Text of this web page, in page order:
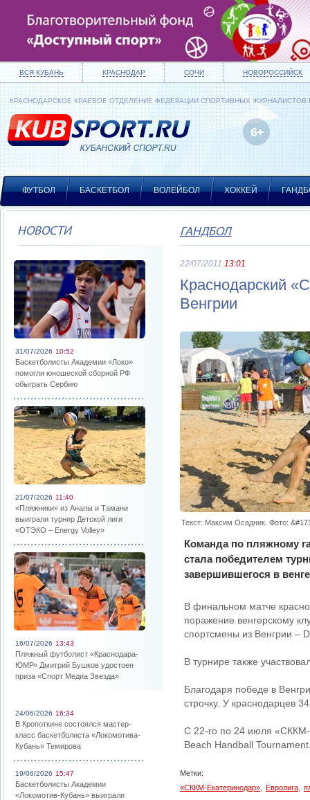
ВСЯ КУБАНЬ КРАСНОДАР СОЧИ НОВОРОССИЙСК
КРАСНОДАРСКОЕ КРАЕВОЕ ОТДЕЛЕНИЕ ФЕДЕРАЦИИ СПОРТИВНЫХ ЖУРНАЛИСТОВ
ФУТБОЛ БАСКЕТБОЛ ВОЛЕЙБОЛ ХОККЕЙ
НОВОСТИ
31/07/2026 10:52
Баскетболисты Академии «Локо»
помогли юношеской сборной РФ
обыграть Сербию
21/07/2026 11:40
«Пляжники» из Анапы и Тамани
выиграли турнир Детской лиги
«ОТЭКО – Energy Volley»
16/07/2026 13:43
Пляжный футболист «Краснодара-
ЮМР» Дмитрий Бушков удостоен
приза «Спорт Медиа Звезда»
24/06/2026 16:34
В Кропоткине состоялся мастер-
класс баскетболиста «Локомотива-
Кубань» Темирова
19/06/2026 15:47
Баскетболисты Академии
«Локомотив-Кубань» выиграли
ГАНДБОЛ
22/07/2011 13:01
Краснодарский
Венгрии
Текст: Максим Осадник. Фото:
Команда по пляжному
стала победителем
завершившегося в
В финальном матче
поражение венгерскому
спортсмены из Венгрии –
В турнире также
Благодаря победе в
строчку. У краснодарцев
С 22-го по 24 июля «СККМ-
Beach Handball
Метки:
«СККМ-Екатеринодар»
Евролига